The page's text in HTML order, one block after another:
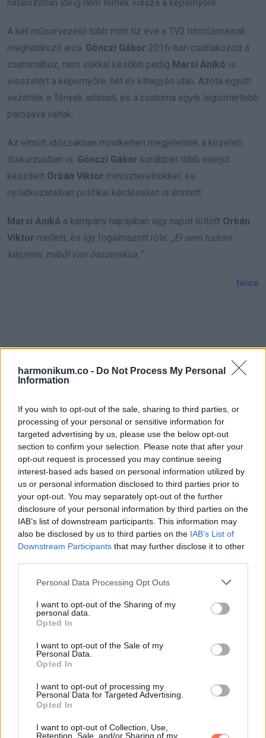
harmonikum.co - Do Not Process My Personal
Information
If you wish to opt-out of the sale, sharing to third parties, or
processing of your personal or sensitive information for
targeted advertising by us, please use the below opt-out
section to confirm your selection. Please note that after your
opt-out request is processed you may continue seeing
interest-based ads based on personal information utilized by
us or personal information disclosed to third parties prior to
your opt-out. You may separately opt-out of the further
disclosure of your personal information by third parties on the
IAB’s list of downstream participants. This information may
also be disclosed by us to third parties on the IAB’s List of
Downstream Participants that may further disclose it to other
Please note that this website/app uses one or more Google
not limited to your visit or usage behaviour. You may click to
grant or deny consent to Google and its third-party tags to
use your data for below specified purposes in below Google
consent section.
Personal Data Processing Opt Outs
I want to opt-out of the Sharing of my
personal data.
Opted In
I want to opt-out of the Sale of my
Personal Data.
Opted In
I want to opt-out of processing my
Personal Data for Targeted Advertising.
Opted In
I want to opt-out of Collection, Use,
Retention, Sale, and/or Sharing of my
határozatlan ideig nem térnek vissza a képernyőre.
A két műsorvezető több mint tíz éve a TV2 hírműsorainak
meghatározó arca. Gönczi Gábor 2016-ban csatlakozott a
csatornához, nem sokkal később pedig Marsi Anikó is
visszatért a képernyőre, hét év kihagyás után. Azóta együtt
vezették a Tények adásait, és a csatorna egyik legismertebb
párosává váltak.
Az elmúlt időszakban mindketten megjelentek a közéleti
diskurzusban is. Gönczi Gábor korábban több interjút
készített Orbán Viktor miniszterelnökkel, és
nyilatkozataiban politikai kérdéseket is érintett.
Marsi Anikó a kampány hajrájában egy napot töltött Orbán
Viktor mellett, és így fogalmazott róla: „El sem tudom
képzelni, miből van összerakva.”
twice
Oszd meg ezt a posztot:
WhatsappRedditShare
via
Email
Sokáig lebecsültem a nővéremet, aztán
kiderült az igazság
Magyar Péter bejelentette: így alakulhat